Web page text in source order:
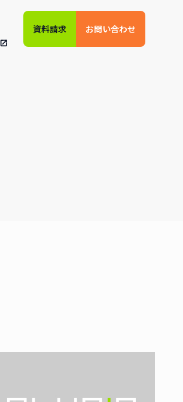
資料請求 お問い合わせ